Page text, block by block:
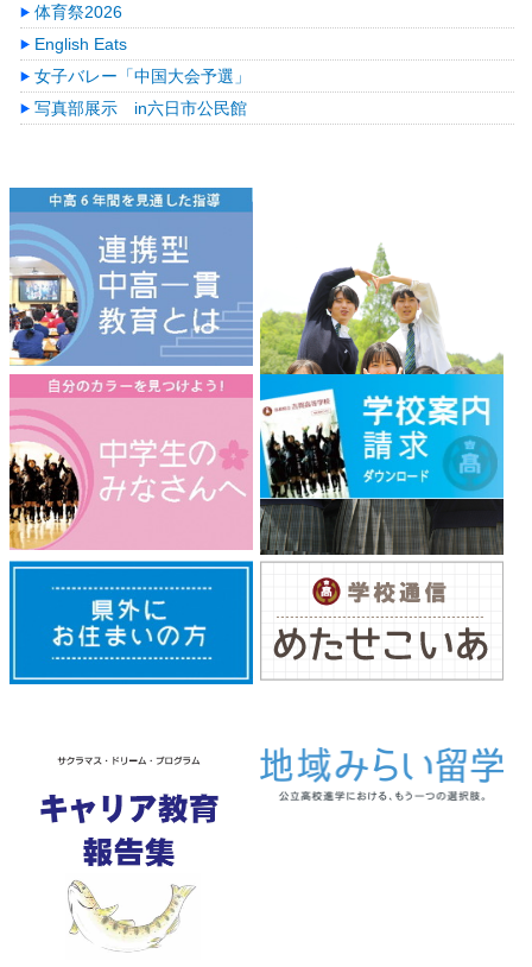
体育祭2026
English Eats
女子バレー「中国大会予選」
写真部展示 in六日市公民館